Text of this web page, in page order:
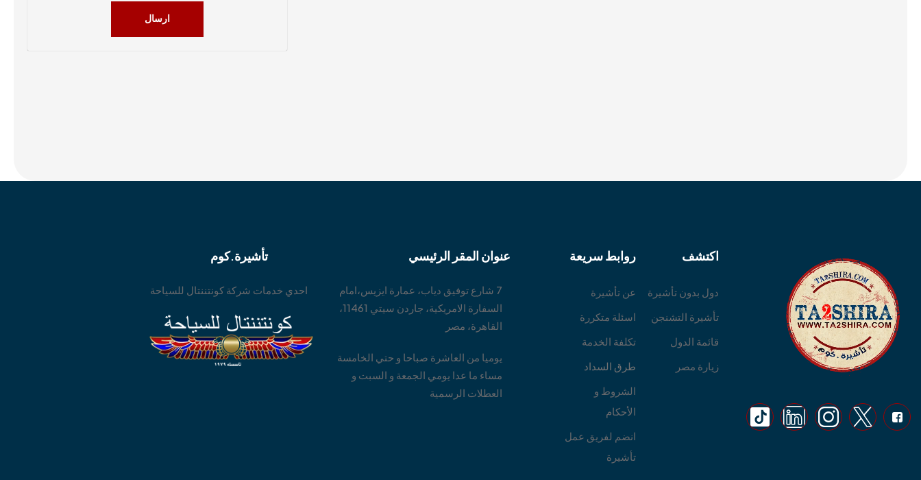
ارسال
اكتشف
دول بدون تأشيرة
تأشيرة التشنجن
قائمة الدول
زيارة مصر
روابط سريعة
عن تأشيرة
اسئلة متكررة
تكلفة الخدمة
طرق السداد
الشروط و
الأحكام
انضم لفريق عمل
تأشيرة
عنوان المقر الرئيسي
7 شارع توفيق دياب، عمارة ايزيس،امام
السفارة الامريكية، جاردن سيتي 11461،
القاهرة، مصر
يوميا من العاشرة صباحا و حتي الخامسة
مساء ما عدا يومي الجمعة و السبت و
العطلات الرسمية
تأشيرة.كوم
احدي خدمات شركة كونتننتال للسياحة